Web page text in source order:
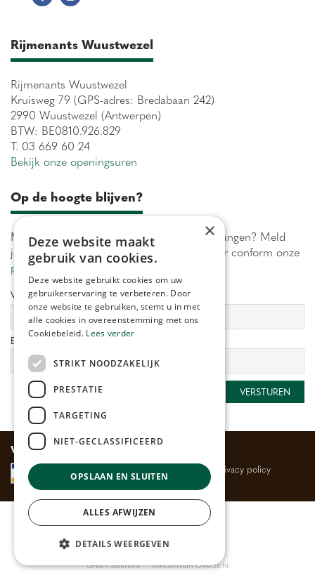
Rijmenants Wuustwezel
Rijmenants Wuustwezel
Kruisweg 79 (GPS-adres: Bredabaan 242)
2990 Wuustwezel (Antwerpen)
BTW: BE0810.926.829
T. 03 669 60 24
Bekijk onze openingsuren
Op de hoogte blijven?
Maximaal 1 keer per week onze acties ontvangen? Meld
je aan! Wij verwerken jouw gegevens secuur conform onze
privacy policy.
Voornaam: Achternaam:
E-mailadres:
Veilig betalen
Algemene voorwaarden Privacy policy
© Huis- en Tuincentrum
RijmenantsBloemenwinkel Buitenplanten Tuincentrum
Green Solutions|Tuincentrum Overzicht
×
Deze website maakt
gebruik van cookies.
Deze website gebruikt cookies om uw
gebruikerservaring te verbeteren. Door
onze website te gebruiken, stemt u in met
alle cookies in overeenstemming met ons
Cookiebeleid. Lees verder
STRIKT NOODZAKELIJK
PRESTATIE
TARGETING
NIET-GECLASSIFICEERD
OPSLAAN EN SLUITEN
ALLES AFWIJZEN
DETAILS WEERGEVEN